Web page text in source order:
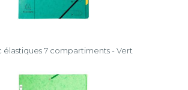
élastiques 7 compartiments - Vert